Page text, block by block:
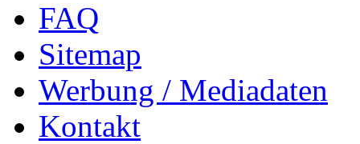
FAQ
Sitemap
Werbung / Mediadaten
Kontakt